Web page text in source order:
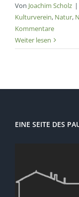
Von Joachim Scholz |
Kulturverein, Natur,
Kommentare
Weiter lesen
EINE SEITE DES